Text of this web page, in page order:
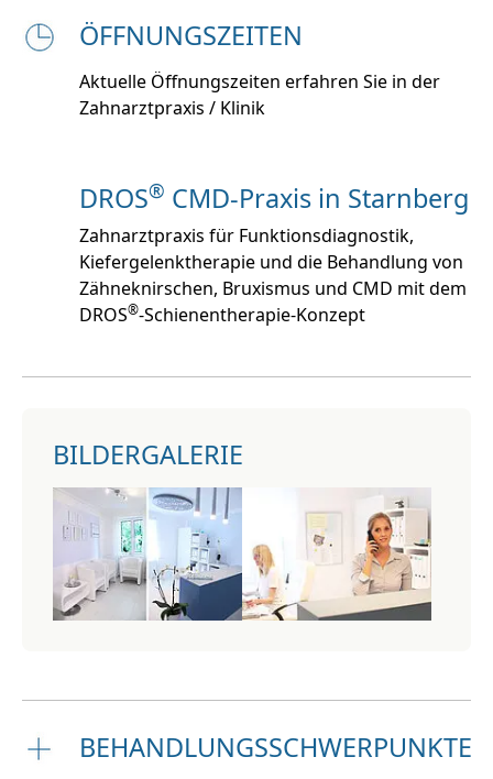
ÖFFNUNGSZEITEN
Aktuelle Öffnungszeiten erfahren Sie in der
Zahnarztpraxis / Klinik
DROS® CMD-Praxis in Starnberg
Zahnarztpraxis für Funktionsdiagnostik,
Kiefergelenktherapie und die Behandlung von
Zähneknirschen, Bruxismus und CMD mit dem
DROS®-Schienentherapie-Konzept
BILDERGALERIE
BEHANDLUNGSSCHWERPUNKTE